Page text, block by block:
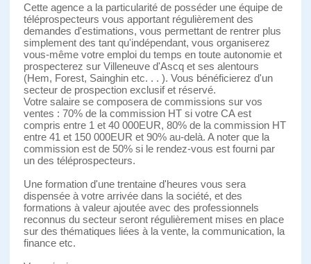
Cette agence a la particularité de posséder une équipe de
téléprospecteurs vous apportant régulièrement des
demandes d'estimations, vous permettant de rentrer plus
simplement des tant qu'indépendant, vous organiserez
vous-même votre emploi du temps en toute autonomie et
prospecterez sur Villeneuve d'Ascq et ses alentours
(Hem, Forest, Sainghin etc. . . ). Vous bénéficierez d'un
secteur de prospection exclusif et réservé.
Votre salaire se composera de commissions sur vos
ventes : 70% de la commission HT si votre CA est
compris entre 1 et 40 000EUR, 80% de la commission HT
entre 41 et 150 000EUR et 90% au-delà. A noter que la
commission est de 50% si le rendez-vous est fourni par
un des téléprospecteurs.
Une formation d'une trentaine d'heures vous sera
dispensée à votre arrivée dans la société, et des
formations à valeur ajoutée avec des professionnels
reconnus du secteur seront régulièrement mises en place
sur des thématiques liées à la vente, la communication, la
finance etc.